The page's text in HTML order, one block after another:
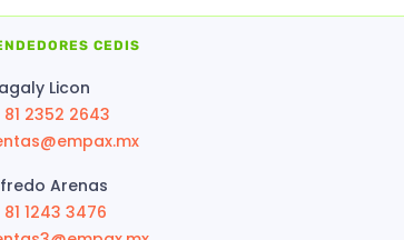
CEDIS
Licon
81 2352 2643
Arenas
81 1243 3476